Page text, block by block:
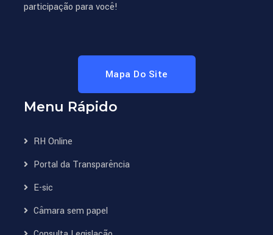
participação para você!
Mapa Do Site
Menu Rápido
RH Online
Portal da Transparência
E-sic
Câmara sem papel